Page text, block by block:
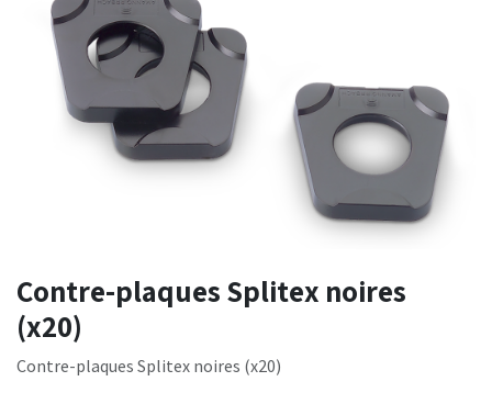
Contre-plaques Splitex noires
(x20)
Contre-plaques Splitex noires (x20)